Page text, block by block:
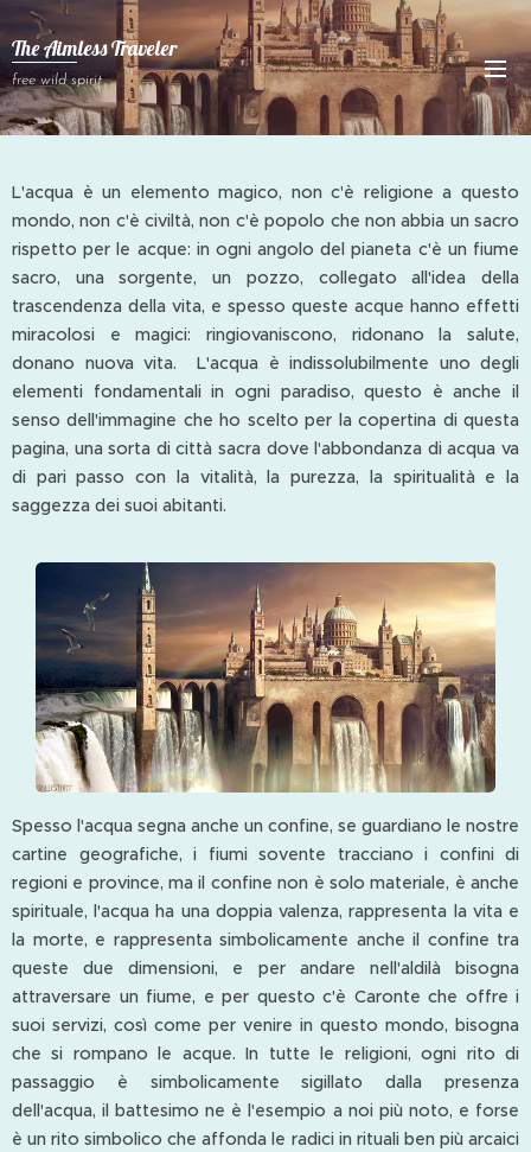
The Aimless Traveler
free wild spirit
L'acqua è un elemento magico, non c'è religione a questo
mondo, non c'è civiltà, non c'è popolo che non abbia un sacro
rispetto per le acque: in ogni angolo del pianeta c'è un fiume
sacro, una sorgente, un pozzo, collegato all'idea della
trascendenza della vita, e spesso queste acque hanno effetti
miracolosi e magici: ringiovaniscono, ridonano la salute,
donano nuova vita. L'acqua è indissolubilmente uno degli
elementi fondamentali in ogni paradiso, questo è anche il
senso dell'immagine che ho scelto per la copertina di questa
pagina, una sorta di città sacra dove l'abbondanza di acqua va
di pari passo con la vitalità, la purezza, la spiritualità e la
saggezza dei suoi abitanti.
Spesso l'acqua segna anche un confine, se guardiano le nostre
cartine geografiche, i fiumi sovente tracciano i confini di
regioni e province, ma il confine non è solo materiale, è anche
spirituale, l'acqua ha una doppia valenza, rappresenta la vita e
la morte, e rappresenta simbolicamente anche il confine tra
queste due dimensioni, e per andare nell'aldilà bisogna
attraversare un fiume, e per questo c'è Caronte che offre i
suoi servizi, così come per venire in questo mondo, bisogna
che si rompano le acque. In tutte le religioni, ogni rito di
passaggio è simbolicamente sigillato dalla presenza
dell'acqua, il battesimo ne è l'esempio a noi più noto, e forse
è un rito simbolico che affonda le radici in rituali ben più arcaici